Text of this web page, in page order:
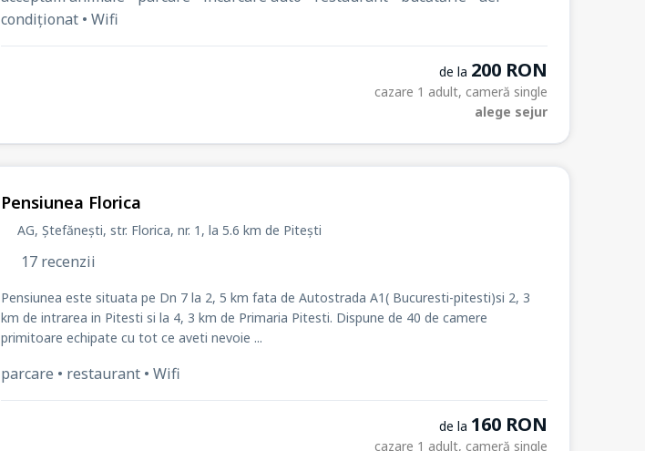
condiționat • Wifi
de la 200 RON
cazare 1 adult, cameră single
alege sejur
Pensiunea Florica
AG, Ștefănești, str. Florica, nr. 1 , la 5.6 km de Pitești
17 recenzii
Pensiunea este situata pe Dn 7 la 2, 5 km fata de Autostrada A1( Bucuresti-pitesti)si 2, 3
km de intrarea in Pitesti si la 4, 3 km de Primaria Pitesti. Dispune de 40 de camere
primitoare echipate cu tot ce aveti nevoie ...
parcare • restaurant • Wifi
de la 160 RON
cazare 1 adult, cameră single